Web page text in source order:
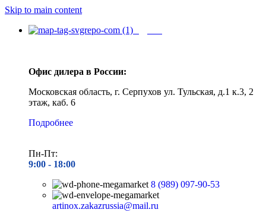
Skip to main content
Офис дилера в России:
Московская область, г. Серпухов ул. Тульская, д.1 к.3, 2
этаж, каб. 6
Подробнее
Пн-Пт:
9:00 - 18:00
8 (989) 097-90-53
artinox.zakazrussia@mail.ru